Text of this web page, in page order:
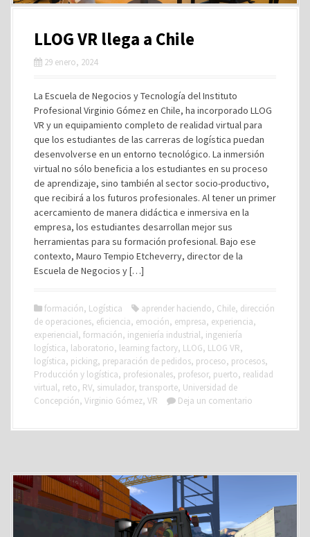
LLOG VR llega a Chile
29 enero, 2024
La Escuela de Negocios y Tecnología del Instituto
Profesional Virginio Gómez en Chile, ha incorporado LLOG
VR y un equipamiento completo de realidad virtual para
que los estudiantes de las carreras de logística puedan
desenvolverse en un entorno tecnológico. La inmersión
virtual no sólo beneficia a los estudiantes en su proceso
de aprendizaje, sino también al sector socio-productivo,
que recibirá a los futuros profesionales. Al tener un primer
acercamiento de manera didáctica e inmersiva en la
empresa, los estudiantes desarrollan mejor sus
herramientas para su formación profesional. Bajo ese
contexto, Mauro Tempio Etcheverry, director de la
Escuela de Negocios y […]
formación, Logística aprender haciendo, Chile, dirección
de operaciones, eficiencia, emoción, empresa, experiencia,
experiencial, formación, ingeniería industrial, ingeniería
logística, laboratorio, learning factory, LLOG, LLOG VR,
logística, picking, preparación de pedidos, proceso, procesos,
Producción y logística, profesionales, profesor, puerto, realidad
virtual, reto, RV, simulador, transporte, Universidad de
Concepción, Virginio Gómez, VR Deja un comentario